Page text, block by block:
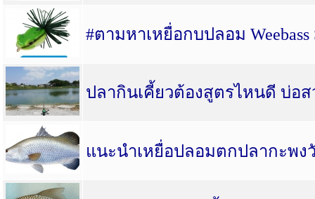
#ตามหาเหยื่อกบปลอม Weebass
ปลากินเคี้ยวต้องสูตรไหนดี บ่อส
แนะนำเหยื่อปลอมตกปลากะพง